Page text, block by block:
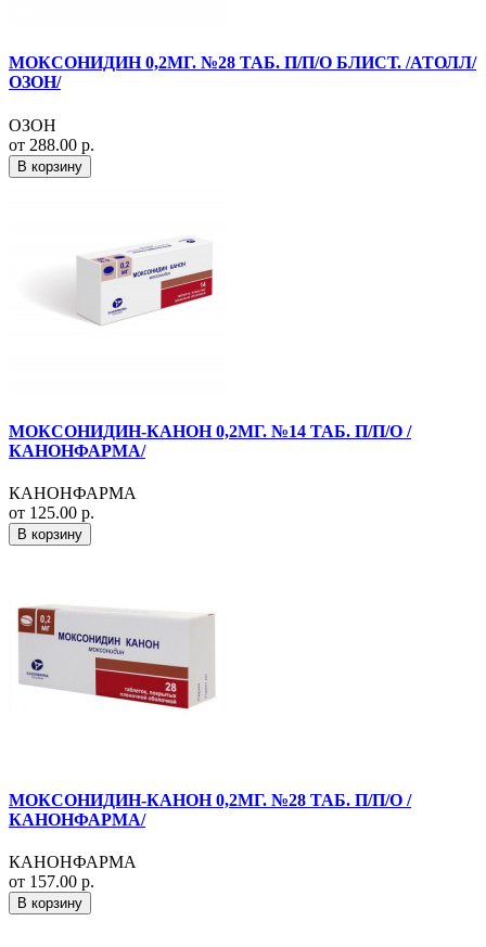
МОКСОНИДИН 0,2МГ. №28 ТАБ. П/П/О БЛИСТ. /АТОЛЛ/
ОЗОН/
ОЗОН
от 288.00 р.
В корзину
МОКСОНИДИН-КАНОН 0,2МГ. №14 ТАБ. П/П/О /
КАНОНФАРМА/
КАНОНФАРМА
от 125.00 р.
В корзину
МОКСОНИДИН-КАНОН 0,2МГ. №28 ТАБ. П/П/О /
КАНОНФАРМА/
КАНОНФАРМА
от 157.00 р.
В корзину